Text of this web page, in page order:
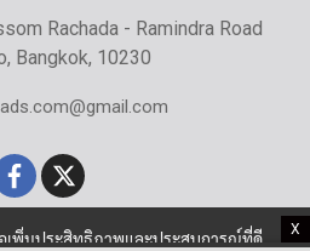
X
Rachada - Ramindra Road
Bangkok, 10230
อเพิ่มประสิทธิภาพและประสบการณ์ที่ดี